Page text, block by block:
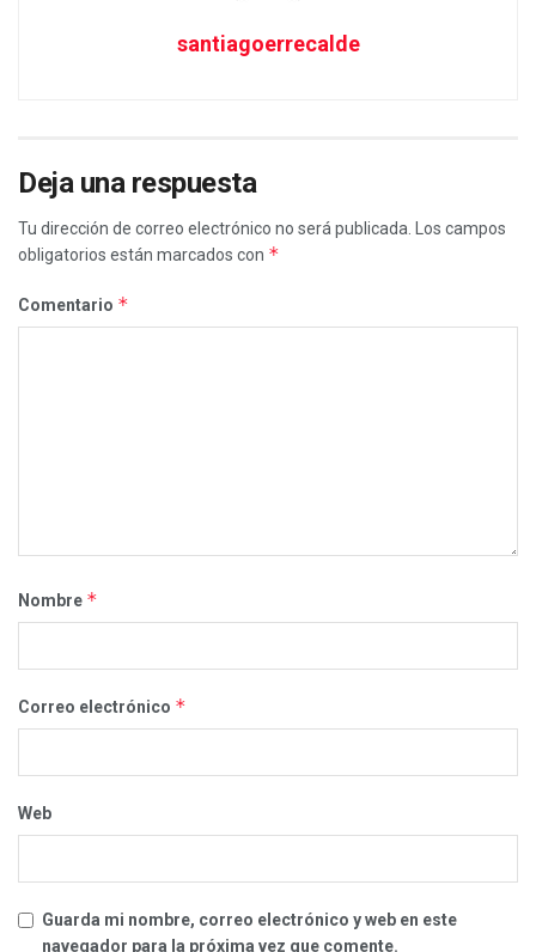
santiagoerrecalde
Deja una respuesta
Tu dirección de correo electrónico no será publicada.
Los campos
obligatorios están marcados con *
Comentario *
Nombre *
Correo electrónico *
Web
Guarda mi nombre, correo electrónico y web en este
navegador para la próxima vez que comente.